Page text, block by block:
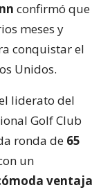
confirmó que
meses y
conquistar el
Unidos.
liderato del
Golf Club
ronda de 65
un
ventaja